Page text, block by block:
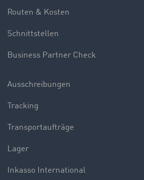
Routen & Kosten
Schnittstellen
Business Partner Check
Ausschreibungen
Tracking
Transportaufträge
Lager
Inkasso International